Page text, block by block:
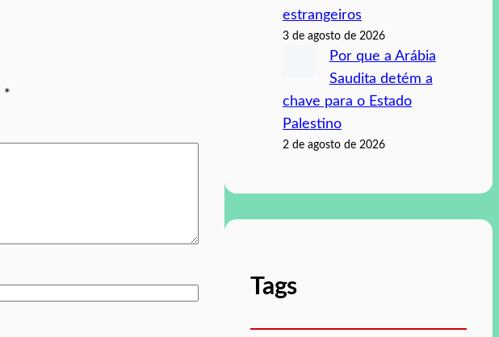
*
estrangeiros
3 de agosto de 2026
Por que a Arábia
Saudita detém a
chave para o Estado
Palestino
2 de agosto de 2026
Tags